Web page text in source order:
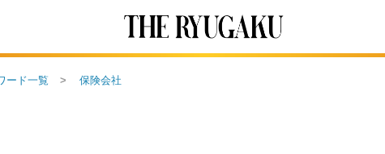
ード一覧 保険会社